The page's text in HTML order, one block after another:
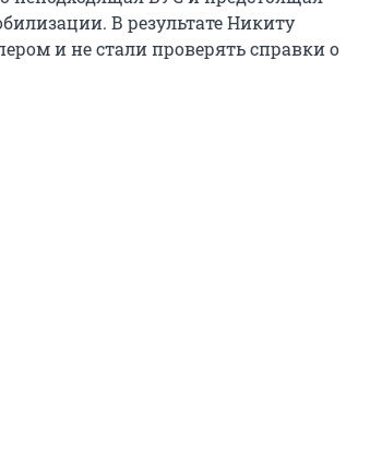
В результате Никиту
и не стали проверять справки о